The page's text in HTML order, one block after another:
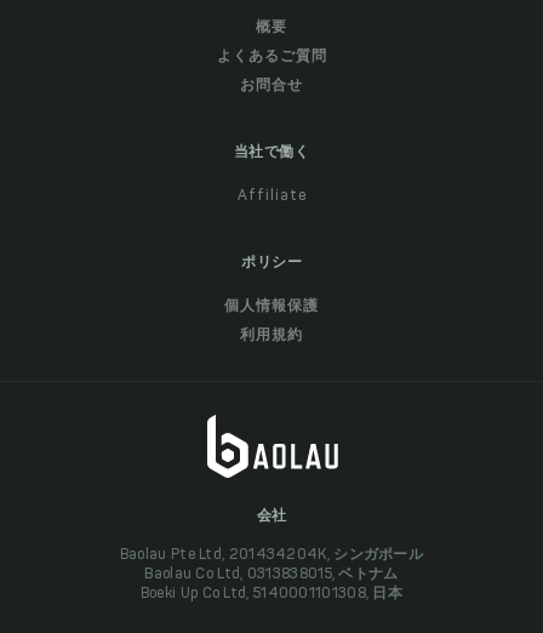
概要
よくあるご質問
お問合せ
当社で働く
Affiliate
ポリシー
個人情報保護
利用規約
会社
Baolau Pte Ltd, 201434204K, シンガポール
Baolau Co Ltd, 0313838015, ベトナム
Boeki Up Co Ltd, 5140001101308, 日本